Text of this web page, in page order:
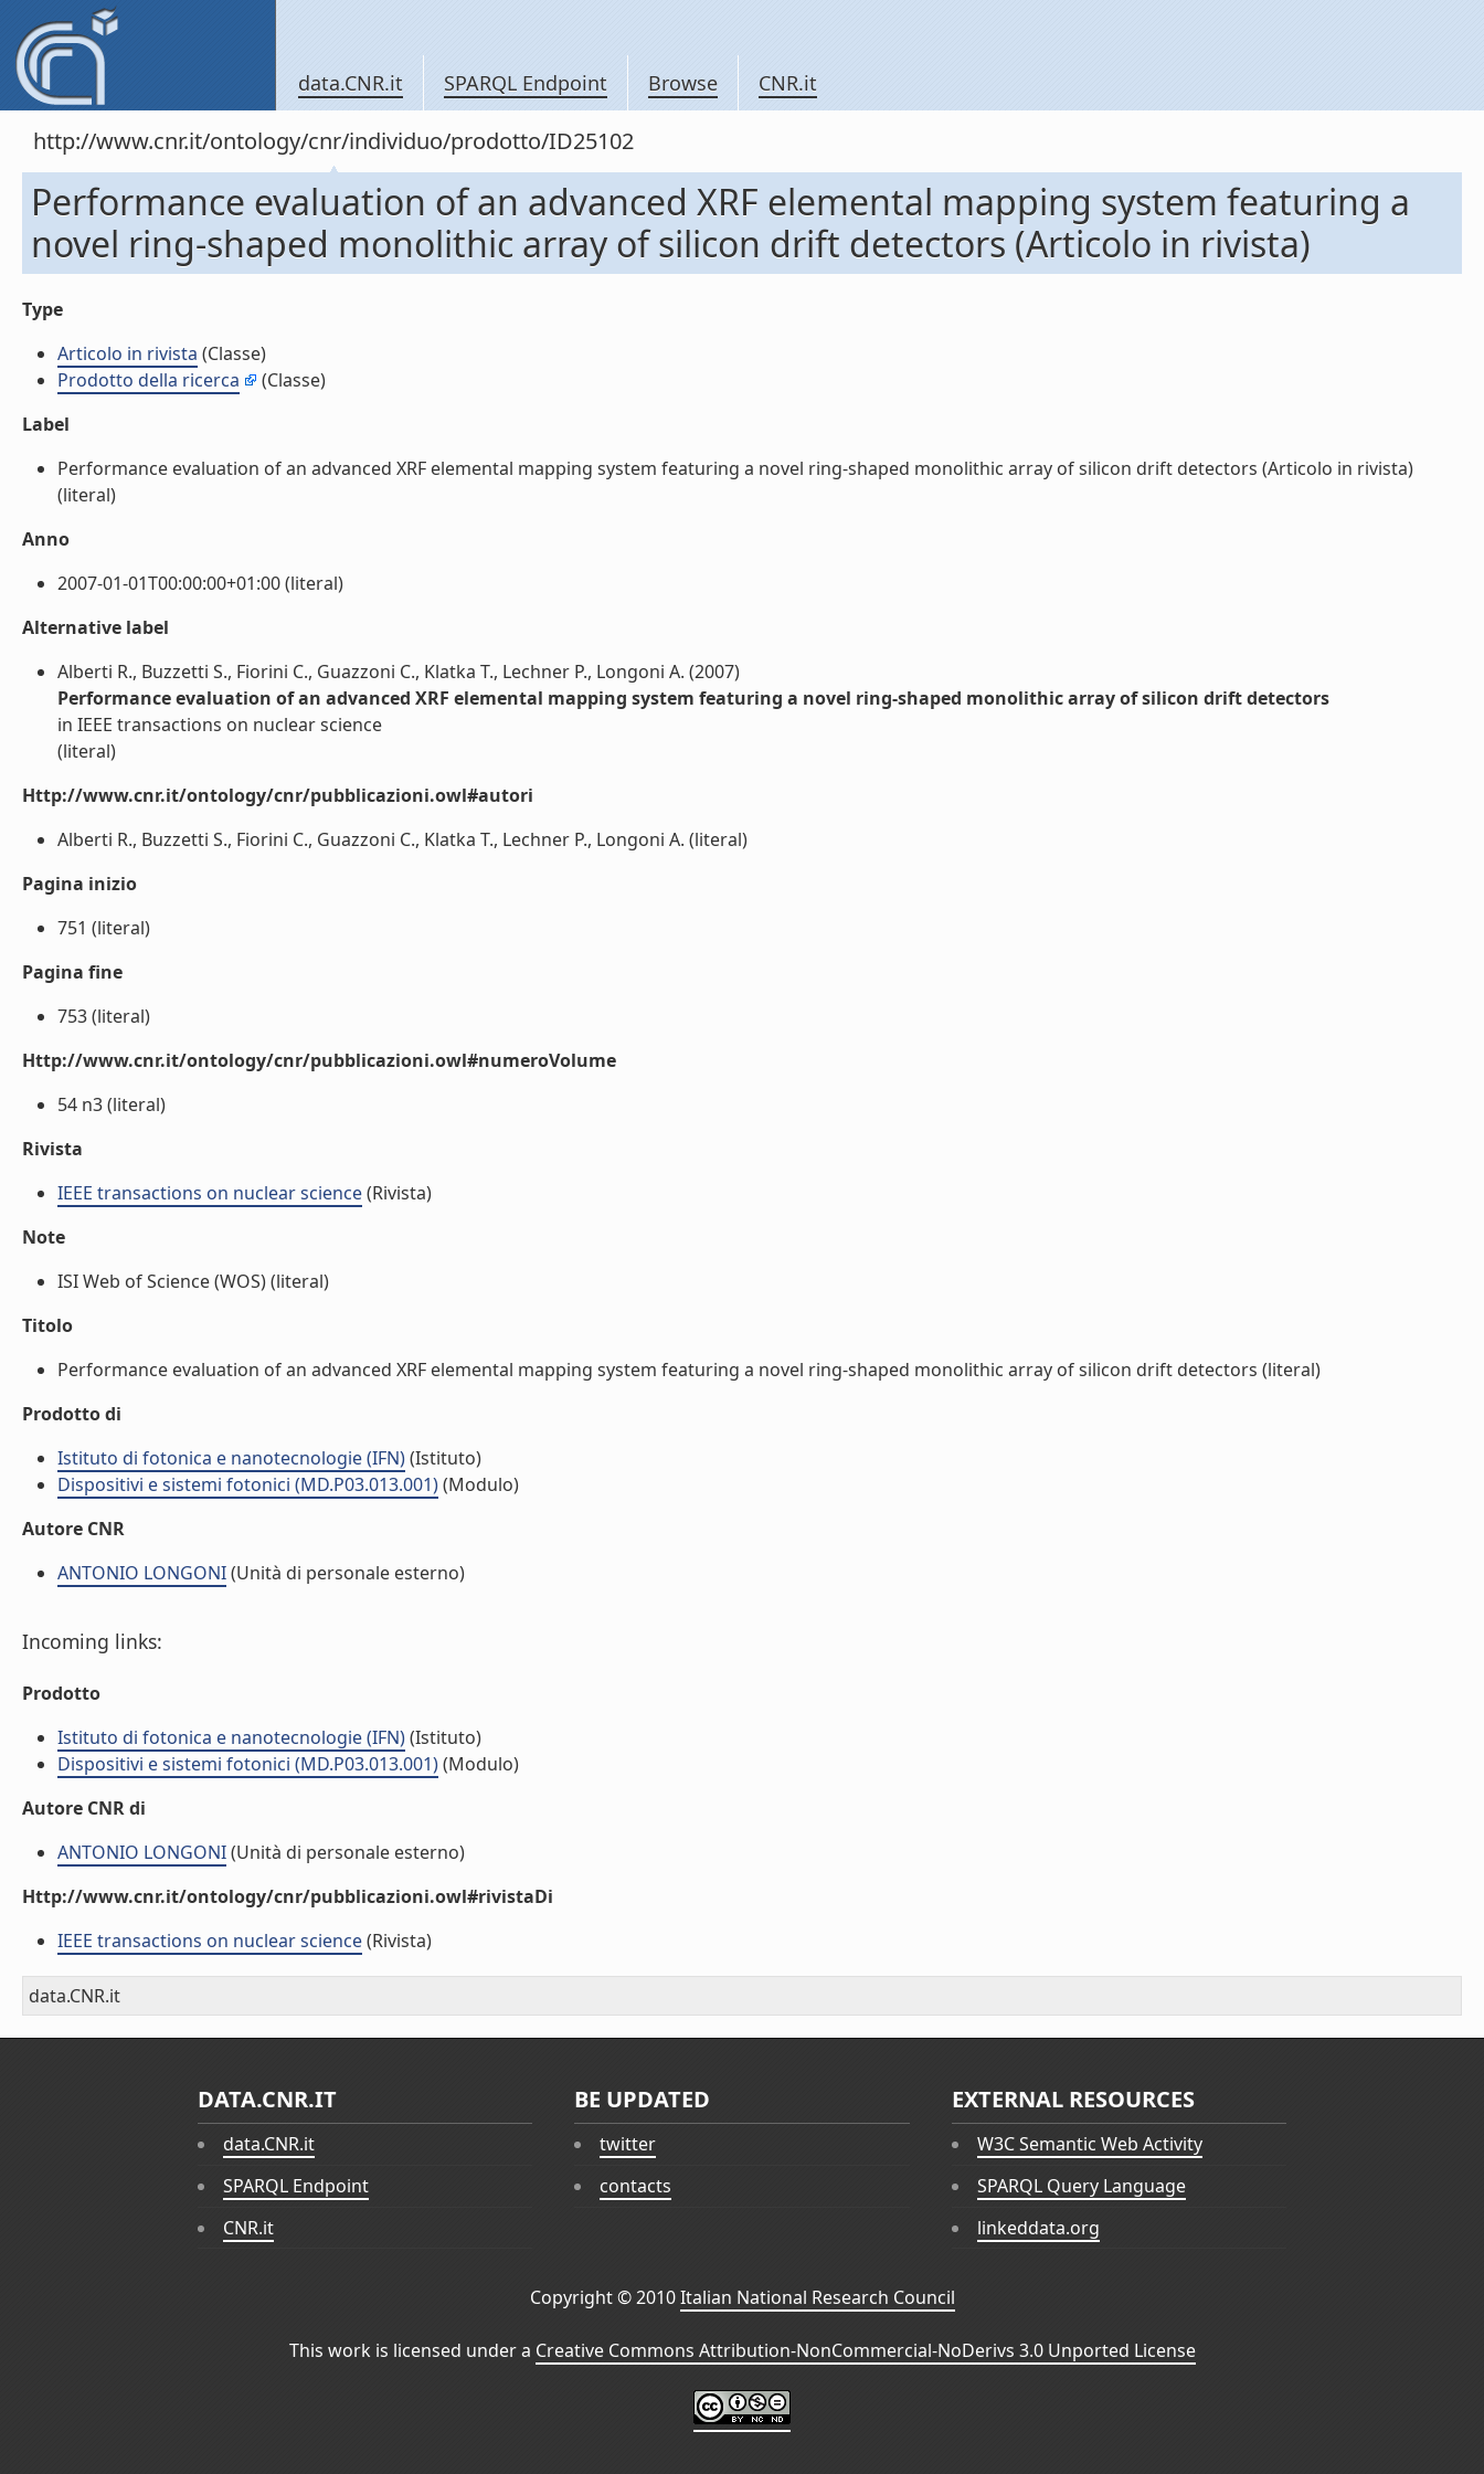
data.CNR.it SPARQL Endpoint Browse CNR.it
http://www.cnr.it/ontology/cnr/individuo/prodotto/ID25102
Performance evaluation of an advanced XRF elemental mapping system featuring a
novel ring-shaped monolithic array of silicon drift detectors (Articolo in rivista)
Type
Articolo in rivista (Classe)
Prodotto della ricerca
(Classe)
Label
Performance evaluation of an advanced XRF elemental mapping system featuring a novel ring-shaped monolithic array of silicon drift detectors (Articolo in rivista)
(literal)
Anno
2007-01-01T00:00:00+01:00 (literal)
Alternative label
Alberti R., Buzzetti S., Fiorini C., Guazzoni C., Klatka T., Lechner P., Longoni A. (2007)
Performance evaluation of an advanced XRF elemental mapping system featuring a novel ring-shaped monolithic array of silicon drift detectors
in IEEE transactions on nuclear science
(literal)
Http://www.cnr.it/ontology/cnr/pubblicazioni.owl#autori
Alberti R., Buzzetti S., Fiorini C., Guazzoni C., Klatka T., Lechner P., Longoni A. (literal)
Pagina inizio
751 (literal)
Pagina fine
753 (literal)
Http://www.cnr.it/ontology/cnr/pubblicazioni.owl#numeroVolume
54 n3 (literal)
Rivista
IEEE transactions on nuclear science(Rivista)
Note
ISI Web of Science (WOS) (literal)
Titolo
Performance evaluation of an advanced XRF elemental mapping system featuring a novel ring-shaped monolithic array of silicon drift detectors (literal)
Prodotto di
Istituto di fotonica e nanotecnologie (IFN)(Istituto)
Dispositivi e sistemi fotonici (MD.P03.013.001)(Modulo)
Autore CNR
ANTONIO LONGONI(Unità di personale esterno)
Incoming links:
Prodotto
Istituto di fotonica e nanotecnologie (IFN)(Istituto)
Dispositivi e sistemi fotonici (MD.P03.013.001)(Modulo)
Autore CNR di
ANTONIO LONGONI(Unità di personale esterno)
Http://www.cnr.it/ontology/cnr/pubblicazioni.owl#rivistaDi
IEEE transactions on nuclear science(Rivista)
data.CNR.it
DATA.CNR.IT
data.CNR.it
SPARQL Endpoint
CNR.it
BE UPDATED
twitter
contacts
EXTERNAL RESOURCES
W3C Semantic Web Activity
SPARQL Query Language
linkeddata.org
Copyright © 2010Italian National Research Council
This work is licensed under a Creative Commons Attribution-NonCommercial-NoDerivs 3.0 Unported License